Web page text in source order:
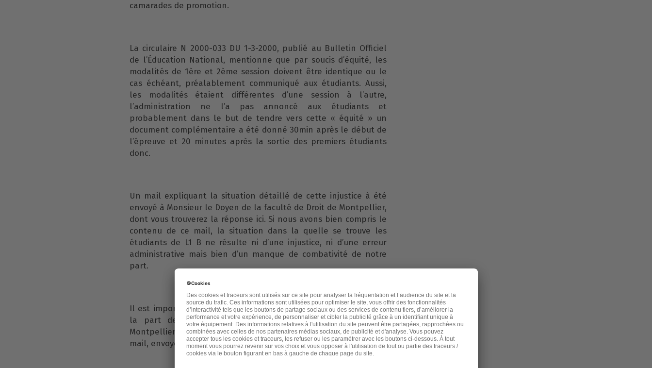
camarades de promotion.
La circulaire N 2000-033 DU 1-3-2000, publié au Bulletin Officiel
de l’Éducation National, mentionne que par soucis d’équité, les
modalités de 1ère et 2ème session doivent être identique ou le
cas échéant, préalablement communiqué aux étudiants. Aussi,
les modalités étaient différentes d’une session à l’autre,
l’administration ne l’a pas annoncé aux étudiants et
probablement dans le but de tendre vers cette « équité » un
document complémentaire a été donné 30min après le début de
l’épreuve et 20 minutes après la sortie des premiers étudiants
donc.
Un mail expliquant la situation détaillé de cette injustice à été
envoyé à Monsieur le Doyen de la faculté de Droit de Montpellier,
dont vous trouverez la réponse ici. Si nous avons bien compris le
contenu de ce mail, la situation dans la quelle se trouve les
étudiants de L1 B ne résulte ni d’une injustice, ni d’une erreur
administrative mais bien d’un manque de combativité de notre
part.
Il est important de prendre conscience qu’une telle réponse, de
la part de Monsieur le Doyen de la faculté de Droit de
Montpellier, n’est possible que parce qu’elle fait retour à un seul
mail, envoyé par un seul étudiant.